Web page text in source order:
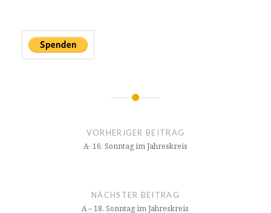
Beitragsnavigation
VORHERIGER BEITRAG
A- 16. Sonntag im Jahreskreis
NÄCHSTER BEITRAG
A – 18. Sonntag im Jahreskreis